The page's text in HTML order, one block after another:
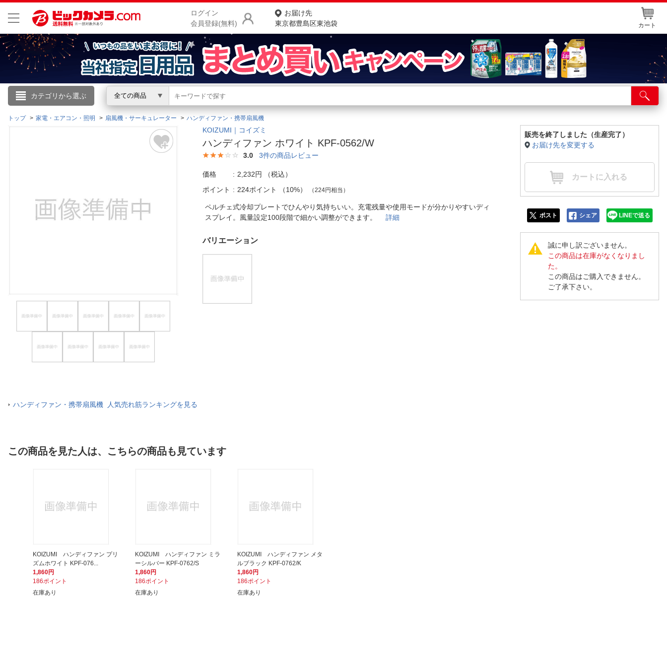
ログイン
会員登録(無料)
お届け先
東京都豊島区東池袋
カート
カテゴリから選ぶ 全ての商品
こんにちは
ログイン
閲覧履歴
商品をさがす
ランキングからさがす
カテゴリ一覧からさがす
お客様サポート
ご利用ガイド
店舗サービス
ネット取り置き
トップ 家電・エアコン・照明 扇風機・サーキュレーター ハンディファン・携帯扇風機
KOIZUMI｜コイズミ
ハンディファン ホワイト KPF-0562/W
3.0 3件の商品レビュー
価格 2,232円
（税込）
ポイント
224ポイント （10%） （224円相当）
ペルチェ式冷却プレートでひんやり気持ちいい。充電残量や使用モードが分かりやすいディ
スプレイ。風量設定100段階で細かい調整ができます。詳細
バリエーション
販売を終了しました（生産完了）
お届け先を変更する
カートに入れる
ポスト シェア LINEで送る
誠に申し訳ございません。
この商品は在庫がなくなりまし
た。
この商品はご購入できません。
ご了承下さい。
ハンディファン・携帯扇風機 人気売れ筋ランキングを見る
この商品を見た人は、こちらの商品も見ています
KOIZUMI ハンディファン プリ
ズムホワイト KPF-076...
1,860円
186ポイント
在庫あり
KOIZUMI ハンディファン ミラ
ーシルバー KPF-0762/S
1,860円
186ポイント
在庫あり
KOIZUMI ハンディファン メタ
ルブラック KPF-0762/K
1,860円
186ポイント
在庫あり